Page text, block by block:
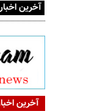
آخرین
آخرین